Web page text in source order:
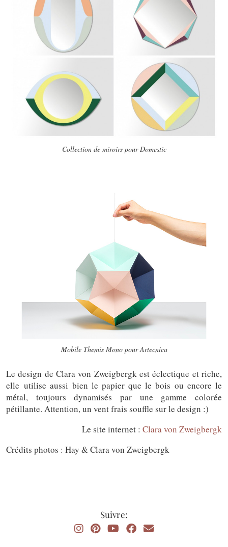
Collection de miroirs pour Domestic
Mobile Themis Mono pourArtecnica
Le design de Clara von Zweigbergk est éclectique et riche,
elle utilise aussi bien le papier que le bois ou encore le
métal, toujours dynamisés par une gamme colorée
pétillante. Attention, un vent frais souffle sur le design :)
Le site internet : Clara von Zweigbergk
Crédits photos : Hay & Clara von Zweigbergk
Suivre: